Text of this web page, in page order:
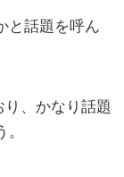
と話題を呼ん
、かなり話題